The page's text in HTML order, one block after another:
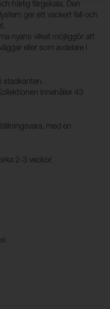
härlig färgskala. Den
ger ett vackert fall och
nyans vilket möjliggör att
eller som avdelare i
stadkanten.
innehåller 43
med en
2-3 veckor.